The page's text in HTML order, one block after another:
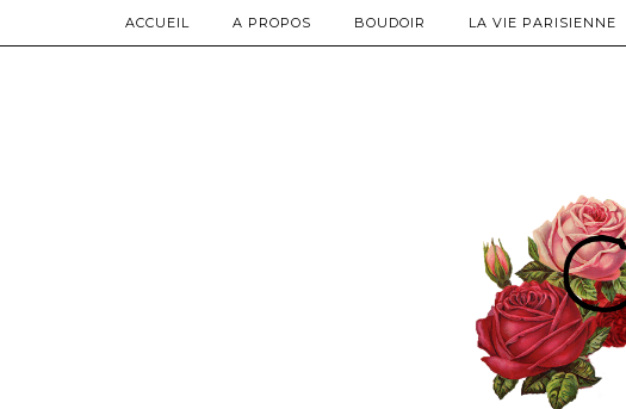
ACCUEIL A PROPOS BOUDOIR LA VIE PARISIENNE